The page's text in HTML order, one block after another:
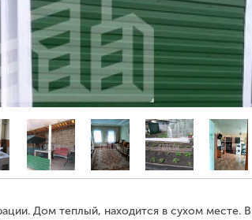
Дом теплый, находится в сухом месте.